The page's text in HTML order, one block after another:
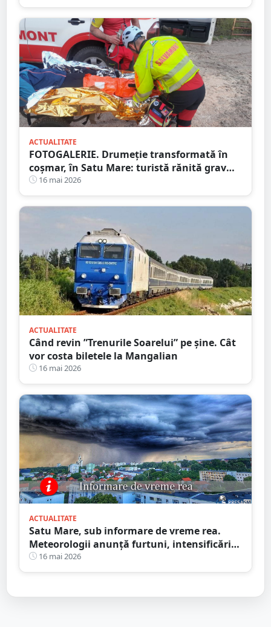
ACTUALITATE
FOTOGALERIE. Drumeție transformată în
coșmar, în Satu Mare: turistă rănită grav
după ce a alergat pe un traseu acoperit cu
frunze
16 mai 2026
ACTUALITATE
Când revin ”Trenurile Soarelui” pe şine. Cât
vor costa biletele la Mangalian
16 mai 2026
ACTUALITATE
Satu Mare, sub informare de vreme rea.
Meteorologii anunță furtuni, intensificări
de vânt și ploi în averse
16 mai 2026